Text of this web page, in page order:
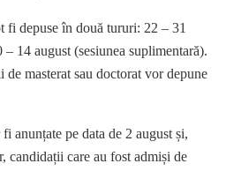
fi depuse în două tururi: 22 – 31
14 august (sesiunea suplimentară).
de masterat sau doctorat vor depune
anunțate pe data de 2 august și,
candidații care au fost admiși de